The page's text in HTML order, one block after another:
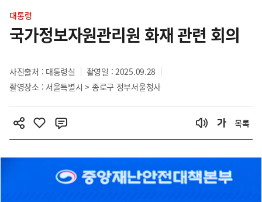
텐
츠
영
역
대통령
국가정보자원관리원 화재 관련 회의
사진출처 : 대통령실
촬영일 : 2025.09.28
촬영장소 : 서울특별시 > 종로구 정부서울청사
목록